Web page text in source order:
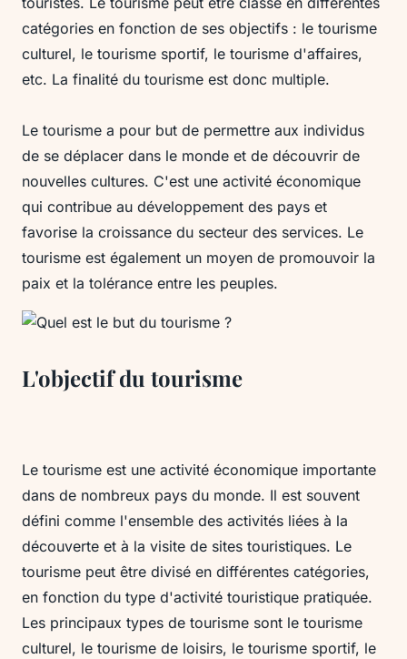
catégories en fonction de ses objectifs : le tourisme
culturel, le tourisme sportif, le tourisme d'affaires,
etc. La finalité du tourisme est donc multiple.
Le tourisme a pour but de permettre aux individus
de se déplacer dans le monde et de découvrir de
nouvelles cultures. C'est une activité économique
qui contribue au développement des pays et
favorise la croissance du secteur des services. Le
tourisme est également un moyen de promouvoir la
paix et la tolérance entre les peuples.
L'objectif du tourisme
Le tourisme est une activité économique importante
dans de nombreux pays du monde. Il est souvent
défini comme l'ensemble des activités liées à la
découverte et à la visite de sites touristiques. Le
tourisme peut être divisé en différentes catégories,
en fonction du type d'activité touristique pratiquée.
Les principaux types de tourisme sont le tourisme
culturel, le tourisme de loisirs, le tourisme sportif, le